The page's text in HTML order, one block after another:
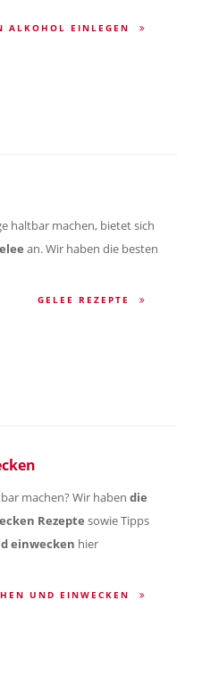
ALKOHOL EINLEGEN
haltbar machen, bietet sich
an. Wir haben die besten
GELEE REZEPTE
machen? Wir haben die
Rezepte sowie Tipps
einwecken hier
UND EINWECKEN